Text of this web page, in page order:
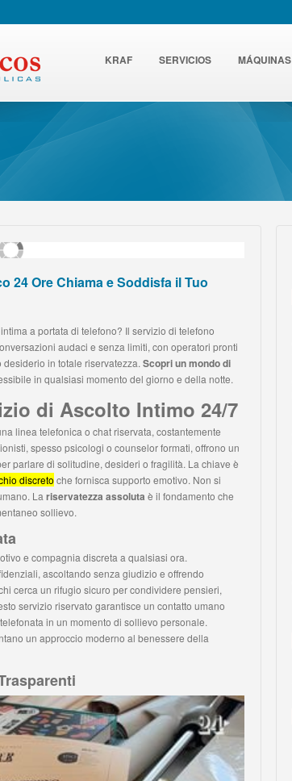
KRAF SERVICIOS MÁQUINAS
24 Ore Chiama e Soddisfa il Tuo
a portata di telefono? Il servizio di telefono
audaci e senza limiti, con operatori pronti
in totale riservatezza. Scopri un mondo di
in qualsiasi momento del giorno e della notte.
di Ascolto Intimo 24/7
linea telefonica o chat riservata, costantemente
spesso psicologi o counselor formati, offrono un
parlare di solitudine, desideri o fragilità. La chiave è
discreto che fornisca supporto emotivo. Non si
La riservatezza assoluta è il fondamento che
sollievo.
e compagnia discreta a qualsiasi ora.
ascoltando senza giudizio e offrendo
cerca un rifugio sicuro per condividere pensieri,
servizio riservato garantisce un contatto umano
in un momento di sollievo personale.
un approccio moderno al benessere della